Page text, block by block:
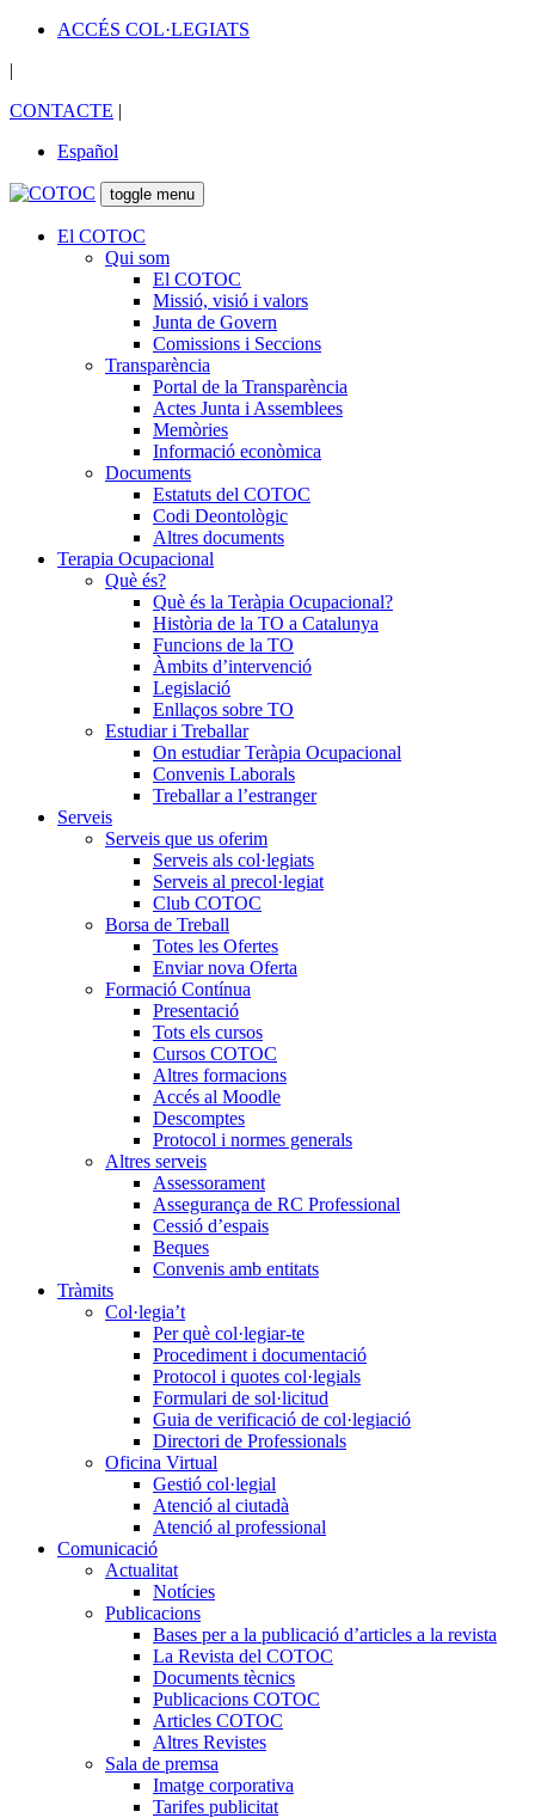
ACCÉS COL·LEGIATS
|
CONTACTE |
Español
toggle menu
El COTOC
Qui som
El COTOC
Missió, visió i valors
Junta de Govern
Comissions i Seccions
Transparència
Portal de la Transparència
Actes Junta i Assemblees
Memòries
Informació econòmica
Documents
Estatuts del COTOC
Codi Deontològic
Altres documents
Terapia Ocupacional
Què és?
Què és la Teràpia Ocupacional?
Història de la TO a Catalunya
Funcions de la TO
Àmbits d’intervenció
Legislació
Enllaços sobre TO
Estudiar i Treballar
On estudiar Teràpia Ocupacional
Convenis Laborals
Treballar a l’estranger
Serveis
Serveis que us oferim
Serveis als col·legiats
Serveis al precol·legiat
Club COTOC
Borsa de Treball
Totes les Ofertes
Enviar nova Oferta
Formació Contínua
Presentació
Tots els cursos
Cursos COTOC
Altres formacions
Accés al Moodle
Descomptes
Protocol i normes generals
Altres serveis
Assessorament
Assegurança de RC Professional
Cessió d’espais
Beques
Convenis amb entitats
Tràmits
Col·legia’t
Per què col·legiar-te
Procediment i documentació
Protocol i quotes col·legials
Formulari de sol·licitud
Guia de verificació de col·legiació
Directori de Professionals
Oficina Virtual
Gestió col·legial
Atenció al ciutadà
Atenció al professional
Comunicació
Actualitat
Notícies
Publicacions
Bases per a la publicació d’articles a la revista
La Revista del COTOC
Documents tècnics
Publicacions COTOC
Articles COTOC
Altres Revistes
Sala de premsa
Imatge corporativa
Tarifes publicitat